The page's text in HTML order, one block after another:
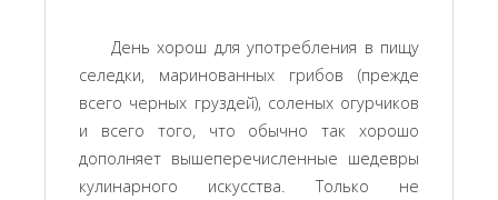
День хорош для употребления в пищу
селедки, маринованных грибов (прежде
всего черных груздей), соленых огурчиков
и всего того, что обычно так хорошо
дополняет вышеперечисленные шедевры
кулинарного искусства. Только не